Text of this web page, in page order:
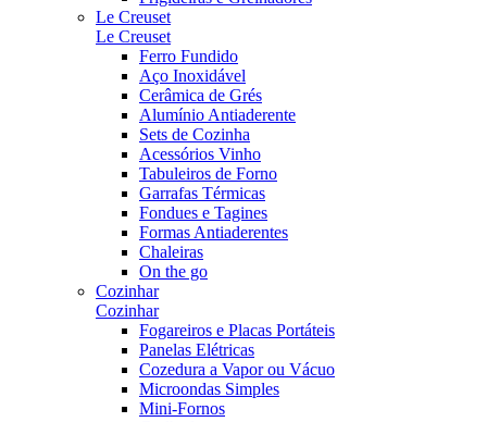
Le Creuset
Le Creuset
Ferro Fundido
Aço Inoxidável
Cerâmica de Grés
Alumínio Antiaderente
Sets de Cozinha
Acessórios Vinho
Tabuleiros de Forno
Garrafas Térmicas
Fondues e Tagines
Formas Antiaderentes
Chaleiras
On the go
Cozinhar
Cozinhar
Fogareiros e Placas Portáteis
Panelas Elétricas
Cozedura a Vapor ou Vácuo
Microondas Simples
Mini-Fornos